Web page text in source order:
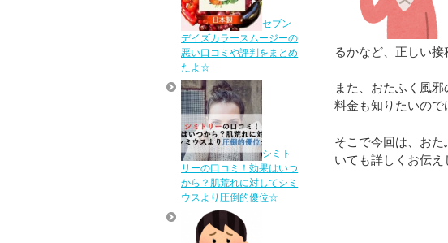
るかなど、正しい接
また、おたふく風
料金も知りたいので
そこで今回は、お
いても詳しくお伝え
セブン
デイズカラースムージーの
悪い口コミや評判をまとめ
たよ☆
シミト
リーの口コミ！効果はいつ
から？肌荒れに対してシミ
ウスより圧倒的優位☆